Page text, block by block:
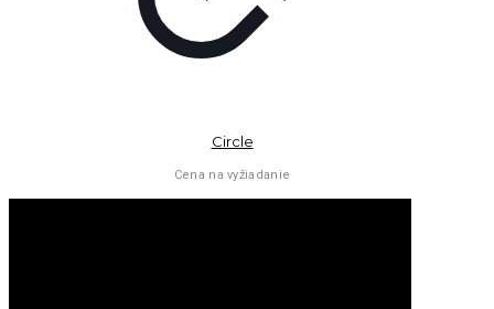
Circle
Cena na vyžiadanie